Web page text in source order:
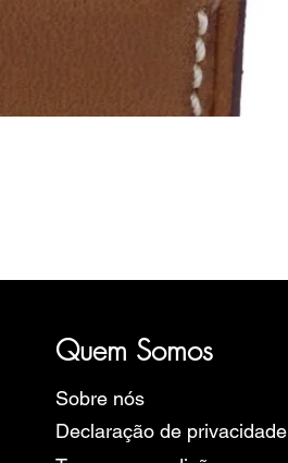
Quem Somos
Sobre nós
Declaração de privacidade